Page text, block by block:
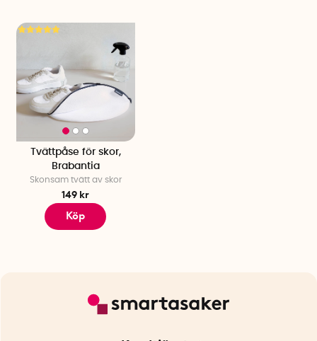
Tvättpåse för skor,
Brabantia
Skonsam tvätt av skor
149 kr
Köp